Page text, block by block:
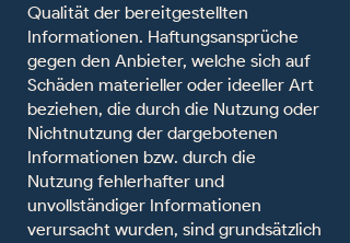
Qualität der bereitgestellten
Informationen. Haftungsansprüche
gegen den Anbieter, welche sich auf
Schäden materieller oder ideeller Art
beziehen, die durch die Nutzung oder
Nichtnutzung der dargebotenen
Informationen bzw. durch die
Nutzung fehlerhafter und
unvollständiger Informationen
verursacht wurden, sind grundsätzlich